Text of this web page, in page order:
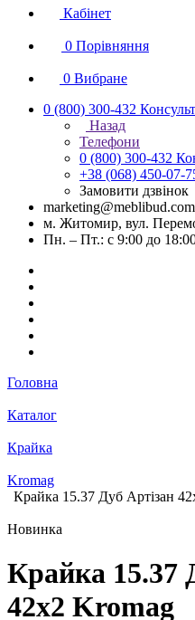
Кабінет
0 Порівняння
0 Вибране
0 (800) 300-432
Назад
Телефони
0 (800) 300-432
+38 (068) 450-07-
Замовити дзвінок
м. Житомир, вул.
Пн. – Пт.: с 9:00 до
Головна
Каталог
Крайка
Kromag
Крайка 15.37 Дуб Артізан
Новинка
Крайка 15.37
42х2 Kromag